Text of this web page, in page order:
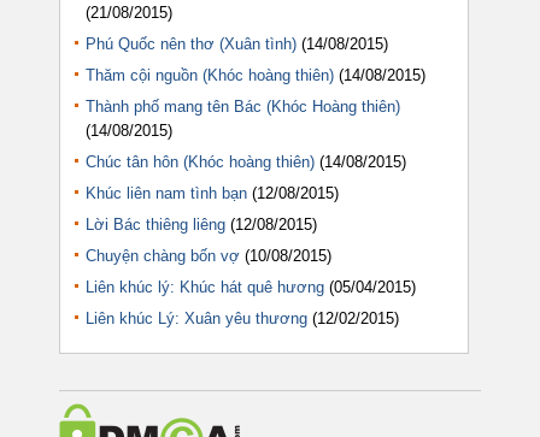
(21/08/2015)
Phú Quốc nên thơ (Xuân tình) (14/08/2015)
Thăm cội nguồn (Khóc hoàng thiên) (14/08/2015)
Thành phố mang tên Bác (Khóc Hoàng thiên)
(14/08/2015)
Chúc tân hôn (Khóc hoàng thiên) (14/08/2015)
Khúc liên nam tình bạn (12/08/2015)
Lời Bác thiêng liêng (12/08/2015)
Chuyện chàng bốn vợ (10/08/2015)
Liên khúc lý: Khúc hát quê hương (05/04/2015)
Liên khúc Lý: Xuân yêu thương (12/02/2015)